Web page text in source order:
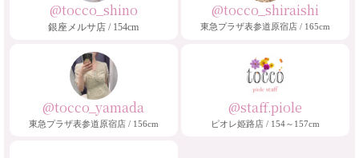
@tocco_shino
銀座メルサ店 / 154cm
@tocco_shiraishi
東急プラザ表参道原宿店 / 165cm
@tocco_yamada
東急プラザ表参道原宿店 / 156cm
@staff.piole
ピオレ姫路店 / 154～157cm